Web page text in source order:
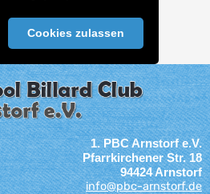
Cookies zulassen
1. PBC Arnstorf e.V.
Pfarrkirchener Str. 18
94424 Arnstorf
info@pbc-arnstorf.de